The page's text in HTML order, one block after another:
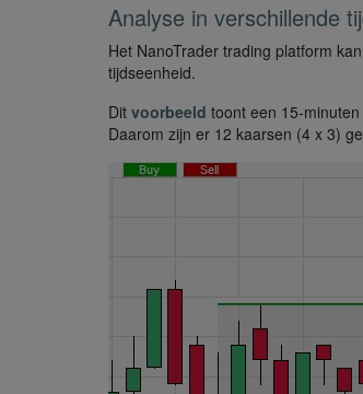
Analyse in verschillende
Het NanoTrader trading platform
tijdseenheid.
Dit voorbeeld toont een 15-
Daarom zijn er 12 kaarsen (4 x 3)